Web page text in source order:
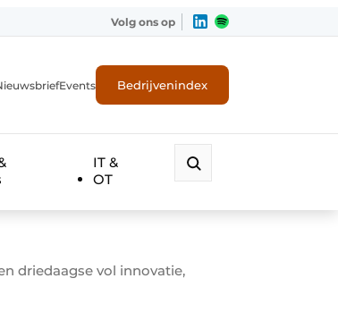
Volg ons op
Events Bedrijvenindex
IT &
OT
driedaagse vol innovatie,